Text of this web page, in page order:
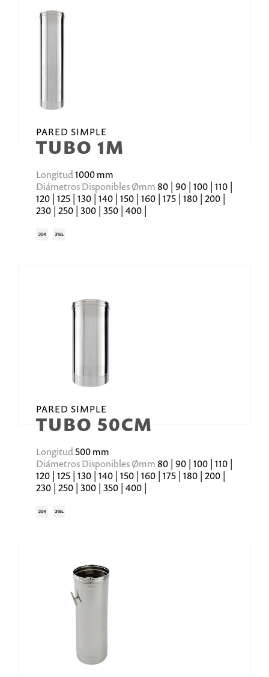
PARED SIMPLE
TUBO 1M
Longitud1000 mm
Diámetros Disponibles Ømm 80 | 90 | 100 | 110 |
120 | 125 | 130 | 140 | 150 | 160 | 175 | 180 | 200 |
230 | 250 | 300 | 350 | 400 |
PARED SIMPLE
TUBO 50CM
Longitud500 mm
Diámetros Disponibles Ømm 80 | 90 | 100 | 110 |
120 | 125 | 130 | 140 | 150 | 160 | 175 | 180 | 200 |
230 | 250 | 300 | 350 | 400 |